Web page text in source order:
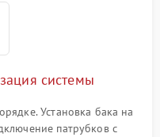
системы
Установка бака на
патрубков с